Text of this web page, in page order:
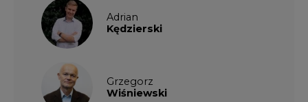
Adrian
Kędzierski
Grzegorz
Wiśniewski